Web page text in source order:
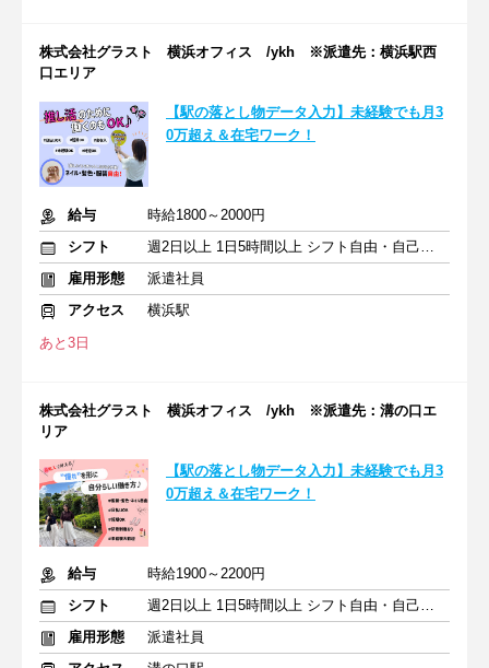
株式会社グラスト 横浜オフィス /ykh ※派遣先：横浜駅西
口エリア
【駅の落とし物データ入力】未経験でも月3
0万超え＆在宅ワーク！
給与
時給1800～2000円
シフト
週2日以上 1日5時間以上 シフト自由・自己申告
雇用形態
派遣社員
アクセス
横浜駅
あと3日
株式会社グラスト 横浜オフィス /ykh ※派遣先：溝の口エ
リア
【駅の落とし物データ入力】未経験でも月3
0万超え＆在宅ワーク！
給与
時給1900～2200円
シフト
週2日以上 1日5時間以上 シフト自由・自己申告
雇用形態
派遣社員